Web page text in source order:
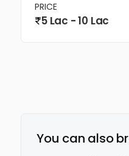
PRICE
5 Lac - 10 Lac
You can also